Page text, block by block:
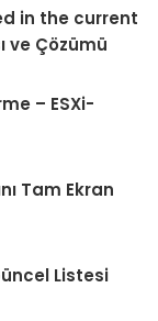
in the current
ve Çözümü
– ESXi-
Tam Ekran
Listesi